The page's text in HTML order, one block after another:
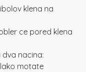
klena na
ce pored klena
dva nacina:
motate